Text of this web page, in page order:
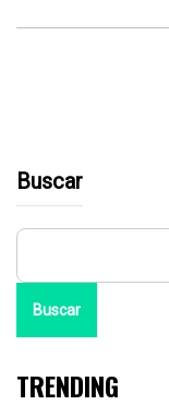
Buscar
Buscar
TRENDING